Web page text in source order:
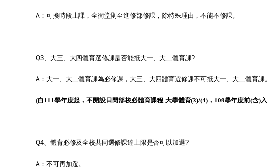
A ：可換時段上課，全衝堂則至進修部修課，除特殊理由，不能不修課。
Q3、大三、大四體育選修課是否能抵大一、大二體育課?
A ：大一、大二體育課為必修課，大三、大四體育選修課不可抵大一、大二體育課。
(自111學年度起，不開設日間部校必體育課程-大學體育(3)/(4)，109學年度前(含
Q4、體育必修及全校共同選修課達上限是否可以加選?
A ：不可再加選。